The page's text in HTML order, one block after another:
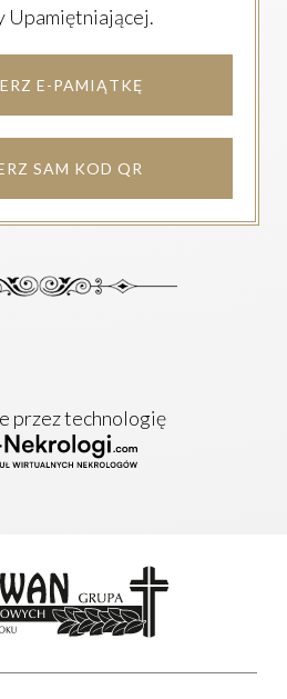
Upamiętniającej.
E-PAMIĄTKĘ
SAM KOD QR
przez technologię